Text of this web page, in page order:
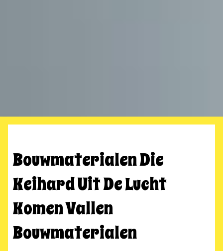
Bouwmaterialen Die
Keihard Uit De Lucht
Komen Vallen
Bouwmaterialen